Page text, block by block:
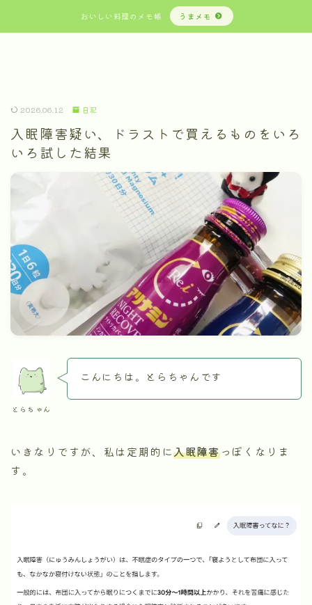
おいしい料理のメモ帳 うまメモ
2026.06.12 日記
入眠障害疑い、ドラストで買えるものをいろ
いろ試した結果
とらちゃん
こんにちは。とらちゃんです
いきなりですが、私は定期的に入眠障害っぽくなりま
す。